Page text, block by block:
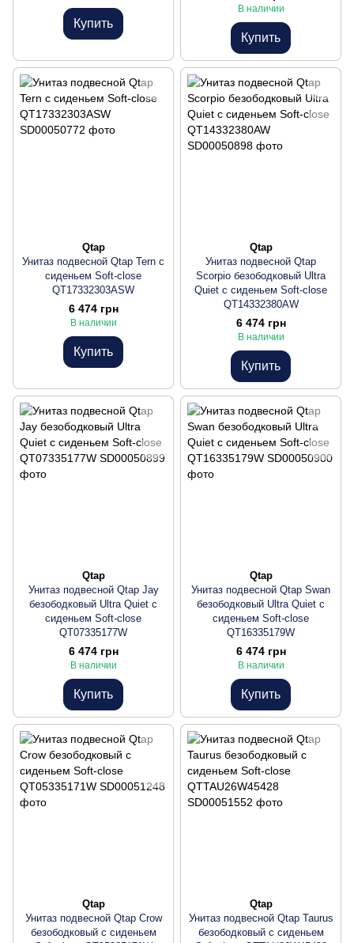
Купить
В наличии
Купить
Qtap
Унитаз подвесной Qtap Tern с
сиденьем Soft-close
QT17332303ASW
6 474 грн
В наличии
Купить
Qtap
Унитаз подвесной Qtap
Scorpio безободковый Ultra
Quiet с сиденьем Soft-close
QT14332380AW
6 474 грн
В наличии
Купить
Qtap
Унитаз подвесной Qtap Jay
безободковый Ultra Quiet с
сиденьем Soft-close
QT07335177W
6 474 грн
В наличии
Купить
Qtap
Унитаз подвесной Qtap Swan
безободковый Ultra Quiet с
сиденьем Soft-close
QT16335179W
6 474 грн
В наличии
Купить
Qtap
Унитаз подвесной Qtap Crow
безободковый с сиденьем
Qtap
Унитаз подвесной Qtap Taurus
безободковый с сиденьем